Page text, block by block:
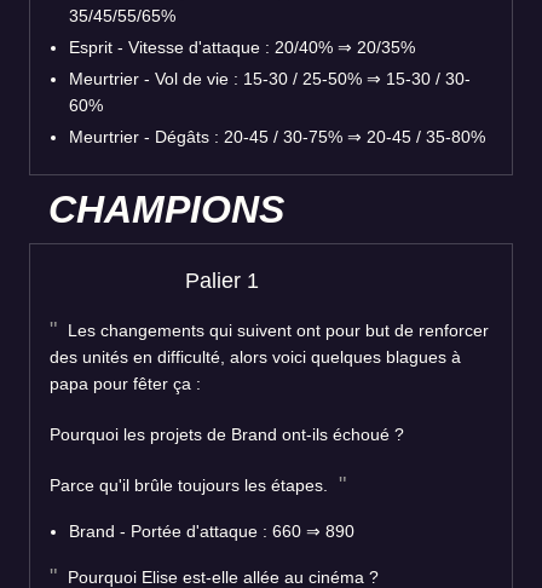
35/45/55/65%
Esprit - Vitesse d'attaque : 20/40% ⇒ 20/35%
Meurtrier - Vol de vie : 15-30 / 25-50% ⇒ 15-30 / 30-
60%
Meurtrier - Dégâts : 20-45 / 30-75% ⇒ 20-45 / 35-80%
CHAMPIONS
Palier 1
Les changements qui suivent ont pour but de renforcer
des unités en difficulté, alors voici quelques blagues à
papa pour fêter ça :
Pourquoi les projets de Brand ont-ils échoué ?
Parce qu'il brûle toujours les étapes.
Brand - Portée d'attaque : 660 ⇒ 890
Pourquoi Elise est-elle allée au cinéma ?